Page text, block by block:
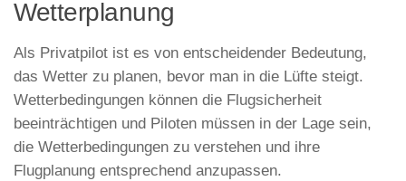
Wetterplanung
Als Privatpilot ist es von entscheidender Bedeutung,
das Wetter zu planen, bevor man in die Lüfte steigt.
Wetterbedingungen können die Flugsicherheit
beeinträchtigen und Piloten müssen in der Lage sein,
die Wetterbedingungen zu verstehen und ihre
Flugplanung entsprechend anzupassen.